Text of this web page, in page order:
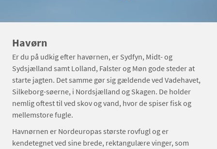
Havørn
Er du på udkig efter havørnen, er Sydfyn, Midt- og
Sydsjælland samt Lolland, Falster og Møn gode steder at
starte jagten. Det samme gør sig gældende ved Vadehavet,
Silkeborg-søerne, i Nordsjælland og Skagen. De holder
nemlig oftest til ved skov og vand, hvor de spiser fisk og
mellemstore fugle.
Havnørnen er Nordeuropas største rovfugl og er
kendetegnet ved sine brede, rektangulære vinger, som